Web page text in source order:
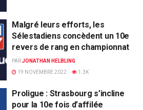
Malgré leurs efforts, les
Sélestadiens concèdent un 10e
revers de rang en championnat
PARJONATHAN HELBLING
19 NOVEMBRE 2022
1.3K
Proligue : Strasbourg s’incline
pour la 10e fois d’affilée